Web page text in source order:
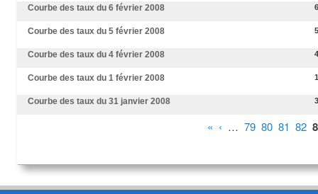
Courbe des taux du 6 février 2008 6
Courbe des taux du 5 février 2008 5
Courbe des taux du 4 février 2008 4
Courbe des taux du 1 février 2008 1
Courbe des taux du 31 janvier 2008
« ‹ … 79 80 81 82